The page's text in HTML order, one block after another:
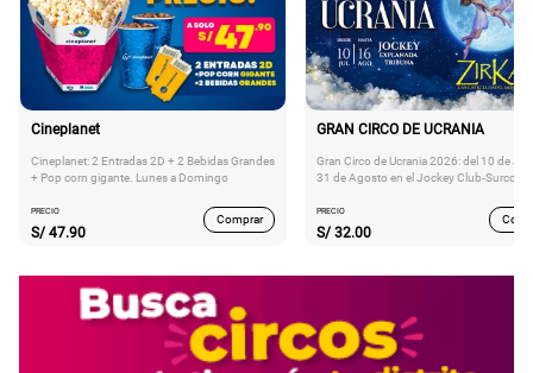
Cineplanet
Cineplanet: 2 Entradas 2D + 2 Bebidas Grandes
+ Pop corn gigante. Lunes a Domingo
PRECIO
S/ 47.90
Comprar
GRAN CIRCO DE UCRANIA
Gran Circo de Ucrania 2026: del 10 de
31 de Agosto en el Jockey Club-Surco
PRECIO
S/ 32.00